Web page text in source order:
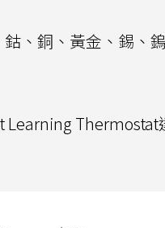
、銅、黃金、錫、
Learning